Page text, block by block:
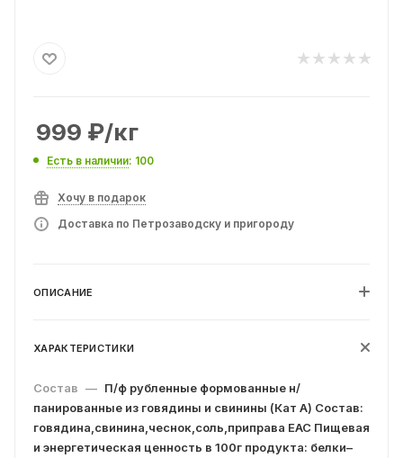
999 ₽/кг
Есть в наличии: 100
Хочу в подарок
Доставка по Петрозаводску и пригороду
ОПИСАНИЕ
ХАРАКТЕРИСТИКИ
Состав — П/ф рубленные формованные н/
панированные из говядины и свинины (Кат А) Состав:
говядина,свинина,чеснок,соль,приправа ЕАС Пищевая
и энергетическая ценность в 100г продукта: белки–